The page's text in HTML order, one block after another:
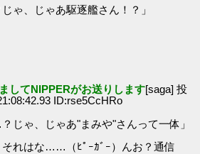
ゃ、じゃあ駆逐艦さん！？」
してNIPPERがお送りします[saga] 投
ID:rse5CcHRo
じゃ、じゃあ"まみや"さんって一体」
それはな……（ﾋﾟｰｶﾞｰ）んお？通信